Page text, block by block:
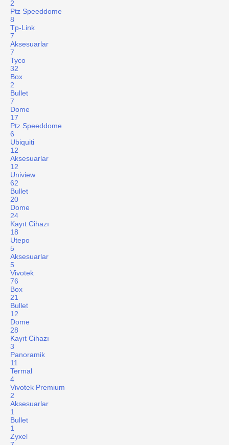
2
Ptz Speeddome
8
Tp-Link
7
Aksesuarlar
7
Tyco
32
Box
2
Bullet
7
Dome
17
Ptz Speeddome
6
Ubiquiti
12
Aksesuarlar
12
Uniview
62
Bullet
20
Dome
24
Kayıt Cihazı
18
Utepo
5
Aksesuarlar
5
Vivotek
76
Box
21
Bullet
12
Dome
28
Kayıt Cihazı
3
Panoramik
11
Termal
4
Vivotek Premium
2
Aksesuarlar
1
Bullet
1
Zyxel